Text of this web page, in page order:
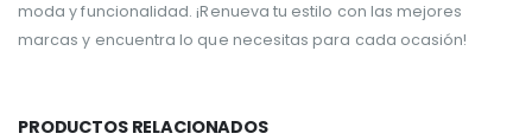
moda y funcionalidad. ¡Renueva tu estilo con las mejores
marcas y encuentra lo que necesitas para cada ocasión!
PRODUCTOS RELACIONADOS